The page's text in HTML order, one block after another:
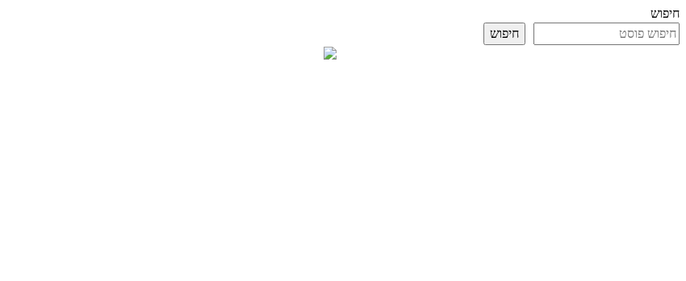
חיפוש
חיפוש